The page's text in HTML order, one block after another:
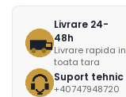
Livrare 24-
48h
Livrare rapida in
toata tara
Suport tehnic
+40747948720